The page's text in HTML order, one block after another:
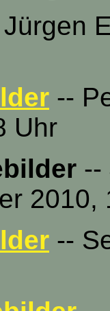
--
Uhr
--
2010,
--